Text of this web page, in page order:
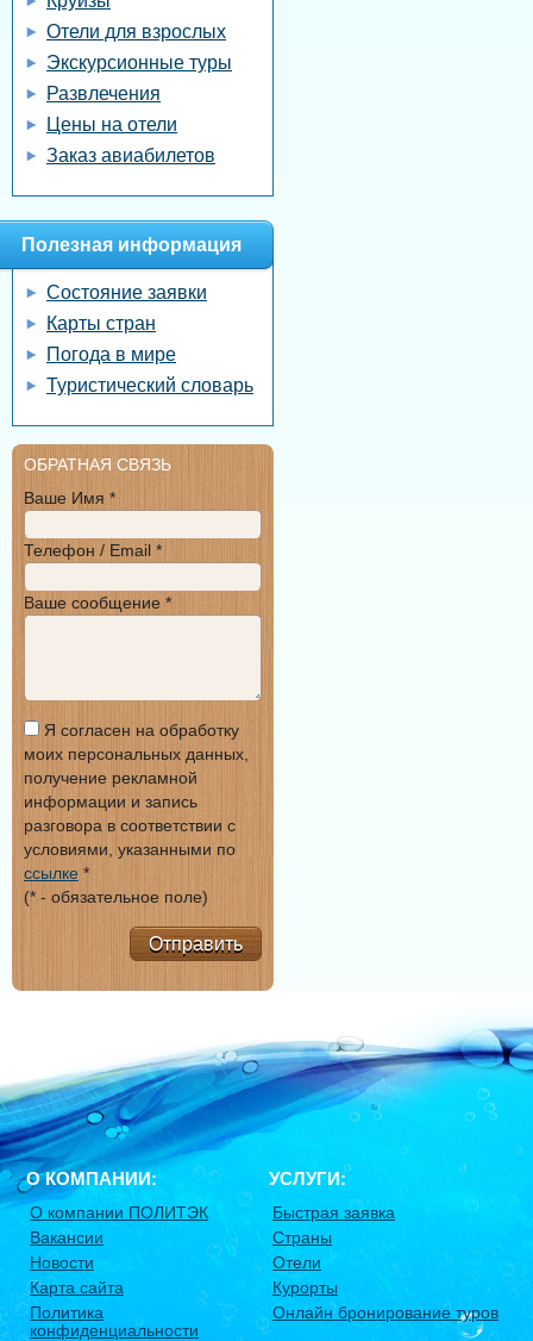
Отели для взрослых
Экскурсионные туры
Развлечения
Цены на отели
Заказ авиабилетов
Полезная информация
Состояние заявки
Карты стран
Погода в мире
Туристический словарь
ОБРАТНАЯ СВЯЗЬ
Ваше Имя *
Телефон / Email *
Ваше сообщение *
Я согласен на обработку
моих персональных данных,
получение рекламной
информации и запись
разговора в соответствии с
условиями, указанными по
ссылке *
(* - обязательное поле)
Отправить
О КОМПАНИИ:
О компании ПОЛИТЭК
Вакансии
Новости
Карта сайта
Политика
конфиденциальности
УСЛУГИ:
Быстрая заявка
Страны
Отели
Курорты
Онлайн бронирование туров